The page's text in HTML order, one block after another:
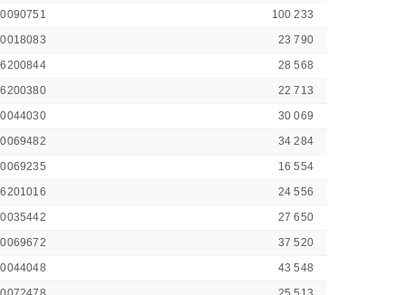
100 233
23 790
28 568
22 713
30 069
34 284
16 554
24 556
27 650
37 520
43 548